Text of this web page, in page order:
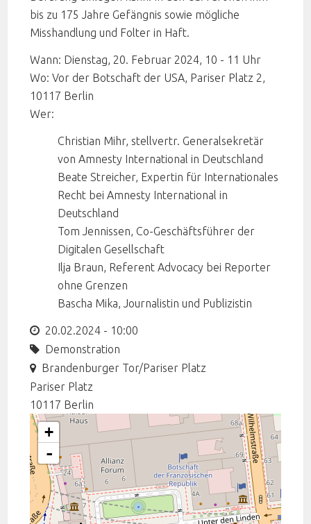
bis zu 175 Jahre Gefängnis sowie mögliche
Misshandlung und Folter in Haft.
Wann: Dienstag, 20. Februar 2024, 10 - 11 Uhr
Wo: Vor der Botschaft der USA, Pariser Platz 2,
10117 Berlin
Wer:
Christian Mihr, stellvertr. Generalsekretär
von Amnesty International in Deutschland
Beate Streicher, Expertin für Internationales
Recht bei Amnesty International in
Deutschland
Tom Jennissen, Co-Geschäftsführer der
Digitalen Gesellschaft
Ilja Braun, Referent Advocacy bei Reporter
ohne Grenzen
Bascha Mika, Journalistin und Publizistin
20.02.2024 - 10:00
Demonstration
Brandenburger Tor/Pariser Platz
Pariser Platz
10117 Berlin
+
-